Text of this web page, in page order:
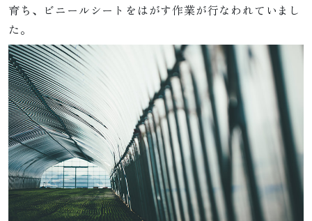
育ち、ビニールシートをはがす作業が行なわれていまし
た。